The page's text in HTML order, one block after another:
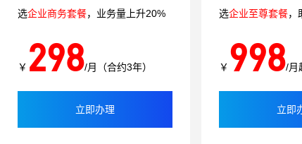
选企业商务套餐，业务量上升20%
￥ 298/月（合约3年）
立即办理
选企业至尊套餐，
￥ 998/月
立即